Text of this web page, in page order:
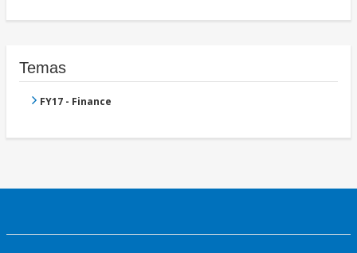
Temas
FY17 - Finance